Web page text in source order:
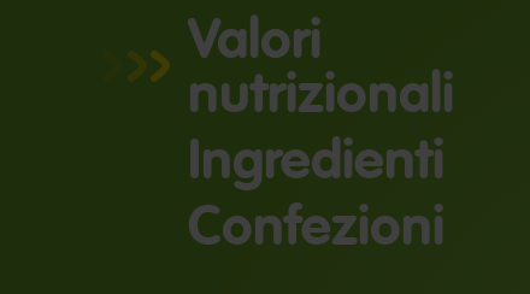
Valori
nutrizionali
Ingredienti
Confezioni